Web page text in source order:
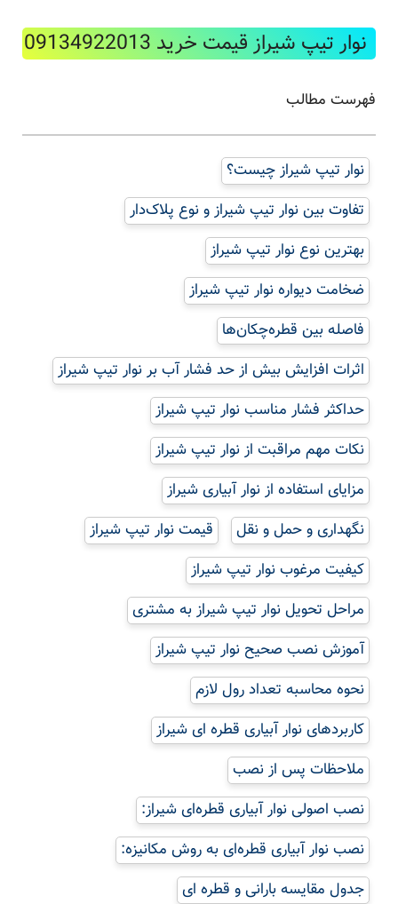
نوار تیپ شیراز قیمت خرید 09134922013
فهرست مطالب
نوار تیپ شیراز چیست؟
تفاوت بین نوار تیپ شیراز و نوع پلاک‌دار
بهترین نوع نوار تیپ شیراز
ضخامت دیواره نوار تیپ شیراز
فاصله بین قطره‌چکان‌ها
اثرات افزایش بیش از حد فشار آب بر نوار تیپ شیراز
حداکثر فشار مناسب نوار تیپ شیراز
نکات مهم مراقبت از نوار تیپ شیراز
مزایای استفاده از نوار آبیاری شیراز
نگهداری و حمل و نقل
قیمت نوار تیپ شیراز
کیفیت مرغوب نوار تیپ شیراز
مراحل تحویل نوار تیپ شیراز به مشتری
آموزش نصب صحیح نوار تیپ شیراز
نحوه محاسبه تعداد رول لازم
کاربردهای نوار آبیاری قطره ای شیراز
ملاحظات پس از نصب
نصب اصولی نوار آبیاری قطره‌ای شیراز:
نصب نوار آبیاری قطره‌ای به روش مکانیزه:
جدول مقایسه بارانی و قطره ای